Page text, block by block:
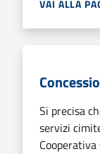
VAI ALLA
Si precisa
servizi